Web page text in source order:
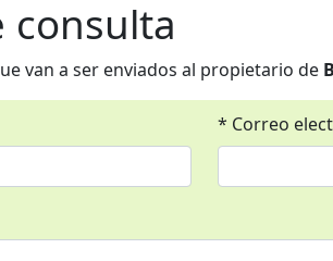
consulta
van a ser enviados al propietario de
* Correo